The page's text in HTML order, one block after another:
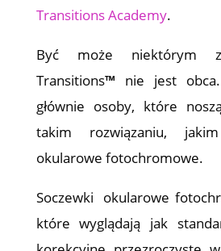
Transitions Academy.
Być może niektórym
Transitions™ nie jest
głównie osoby, które
takim rozwiązaniu,
okularowe fotochromowe.
Soczewki okularowe
które wyglądają jak